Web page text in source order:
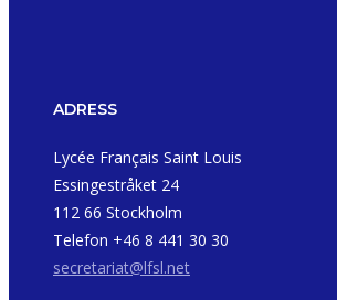
ADRESS
Lycée Français Saint Louis
Essingestråket 24
112 66 Stockholm
Telefon +46 8 441 30 30
secretariat@lfsl.net